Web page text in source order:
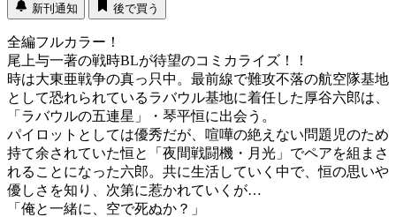
新刊通知 後で買う
全編フルカラー！
尾上与一著の戦時BLが待望のコミカライズ！！
時は大東亜戦争の真っ只中。最前線で難攻不落の航空隊基地
として恐れられているラバウル基地に着任した厚谷六郎は、
「ラバウルの五連星」・琴平恒に出会う。
パイロットとしては優秀だが、喧嘩の絶えない問題児のため
持て余されていた恒と「夜間戦闘機・月光」でペアを組まさ
れることになった六郎。共に生活していく中で、恒の思いや
優しさを知り、次第に惹かれていくが…
「俺と一緒に、空で死ぬか？」